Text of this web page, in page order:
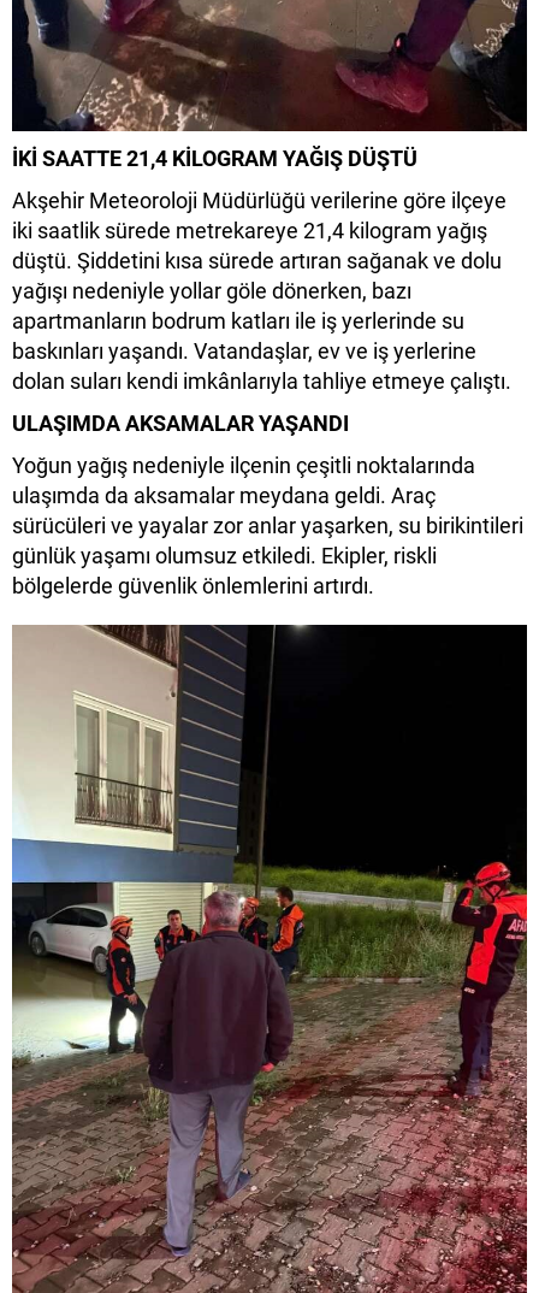
İKİ SAATTE 21,4 KİLOGRAM YAĞIŞ DÜŞTÜ
Akşehir Meteoroloji Müdürlüğü verilerine göre ilçeye
iki saatlik sürede metrekareye 21,4 kilogram yağış
düştü. Şiddetini kısa sürede artıran sağanak ve dolu
yağışı nedeniyle yollar göle dönerken, bazı
apartmanların bodrum katları ile iş yerlerinde su
baskınları yaşandı. Vatandaşlar, ev ve iş yerlerine
dolan suları kendi imkânlarıyla tahliye etmeye çalıştı.
ULAŞIMDA AKSAMALAR YAŞANDI
Yoğun yağış nedeniyle ilçenin çeşitli noktalarında
ulaşımda da aksamalar meydana geldi. Araç
sürücüleri ve yayalar zor anlar yaşarken, su birikintileri
günlük yaşamı olumsuz etkiledi. Ekipler, riskli
bölgelerde güvenlik önlemlerini artırdı.